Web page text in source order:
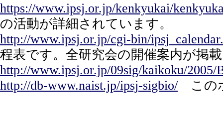
https://www.ipsj.or.jp/kenkyukai/
の活動が詳細されています。
http://www.ipsj.or.jp/cgi-bin/
程表です。全研究会の開催案内が掲
http://www.ipsj.or.jp/09sig/kaikoku/2005/
http://db-www.naist.jp/ipsj-sigbio/ この